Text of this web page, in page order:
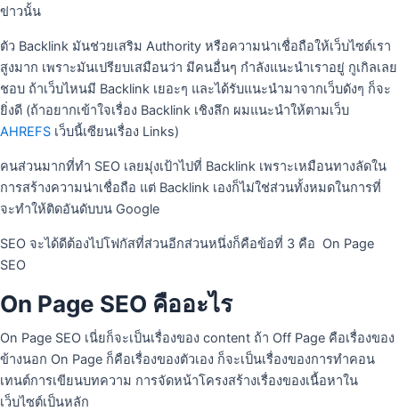
ข่าวนั้น
ตัว Backlink มันช่วยเสริม Authority หรือความน่าเชื่อถือให้เว็บไซต์เรา
สูงมาก เพราะมันเปรียบเสมือนว่า มีคนอื่นๆ กำลังแนะนำเราอยู่ กูเกิลเลย
ชอบ ถ้าเว็บไหนมี Backlink เยอะๆ และได้รับแนะนำมาจากเว็บดังๆ ก็จะ
ยิ่งดี (ถ้าอยากเข้าใจเรื่อง Backlink เชิงลึก ผมแนะนำให้ตามเว็บ
AHREFS เว็บนี้เซียนเรื่อง Links)
คนส่วนมากที่ทำ SEO เลยมุ่งเป้าไปที่ Backlink เพราะเหมือนทางลัดใน
การสร้างความน่าเชื่อถือ แต่ Backlink เองก็ไม่ใช่ส่วนทั้งหมดในการที่
จะทําให้ติดอันดับบน Google
SEO จะได้ดีต้องไปโฟกัสที่ส่วนอีกส่วนหนึ่งก็คือข้อที่ 3 คือ On Page
SEO
On Page SEO คืออะไร
On Page SEO เนี่ยก็จะเป็นเรื่องของ content ถ้า Off Page คือเรื่องของ
ข้างนอก On Page ก็คือเรื่องของตัวเอง ก็จะเป็นเรื่องของการทําคอน
เทนต์การเขียนบทความ การจัดหน้าโครงสร้างเรื่องของเนื้อหาใน
เว็บไซต์เป็นหลัก